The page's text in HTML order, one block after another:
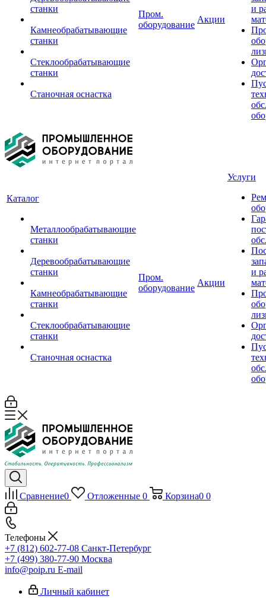
станки
Камнеобрабатывающие
станки
Стеклообрабатывающие
станки
Станочная оснастка
Пром.
оборудование
Акции
и
Каталог
Металлообрабатывающие
станки
Деревообрабатывающие
станки
Камнеобрабатывающие
станки
Стеклообрабатывающие
станки
Станочная оснастка
Пром.
оборудование
Акции
Услуги
и
Сравнение0 Отложенные 0 Корзина0 0
Телефоны
+7 (812) 602-77-08 Санкт-Петербург
+7 (499) 380-77-90 Москва
info@poip.ru E-mail
Личный кабинет